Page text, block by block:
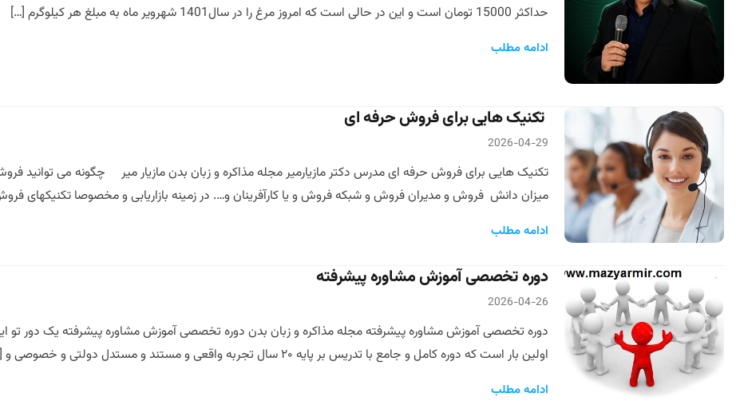
حداکثر 15000 تومان است و این در حالی است که امروز مرغ را در سال1401 شهرویر ماه به مبلغ هر کیلوگرم […]
ادامه مطلب
تکنیک هایی برای فروش حرفه ای
2026-04-29
تکنیک هایی برای فروش حرفه ای مدرس دکتر مازیارمیر مجله مذاکره و زبان بدن مازیار میر چگونه می توانید
میزان دانش فروش و مدیران فروش و شبکه فروش و یا کارآفرینان و…. در زمینه بازاریابی و مخصوصا تکنیکهای
ادامه مطلب
دوره تخصصی آموزش مشاوره پیشرفته
2026-04-26
دوره تخصصی آموزش مشاوره پیشرفته مجله مذاکره و زبان بدن دوره تخصصی آموزش مشاوره پیشرفته یک دور تو
اولین بار است که دوره کامل و جامع با تدریس بر پایه ۲۰ سال تجربه واقعی و مستند و مستدل دولتی و خصوصی و […]
ادامه مطلب